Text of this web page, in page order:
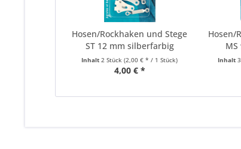
Hosen/Rockhaken und Stege
ST 12 mm silberfarbig
Inhalt2 Stück(2,00 € * / 1 Stück)
4,00 € *
Hosen/
Inhalt